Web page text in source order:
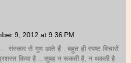
9, 2012 at 9:36 PM
संस्कार से गुण आते हैं . बहुत ही स्पष्ट विचारों
किया है ...सुबह न रूकती है, न थकती है